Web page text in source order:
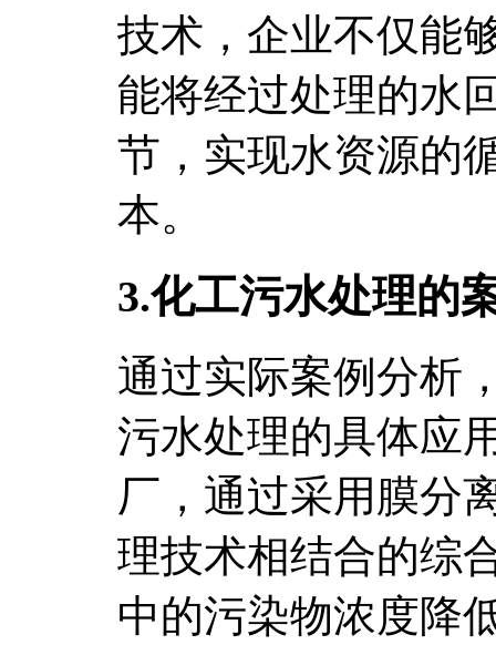
技术，企业不仅能
能将经过处理的水
节，实现水资源的
本。
3.化工污水处理的
通过实际案例分析
污水处理的具体应
厂，通过采用膜分
理技术相结合的综
中的污染物浓度降